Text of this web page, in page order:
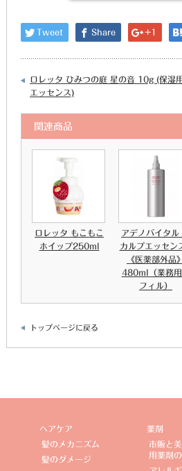
Tweet Share +1
ロレッタ ひみつの庭 星の音 10g (保湿
エッセンス)
関連商品
ロレッタ もこもこ
ホイップ250ml
アデノバイタル
カルプエッセン
《医薬部外品》
480ml（業務
フィル）
トップページに戻る
ヘアケア
髪のメカニズム
髪のダメージ
薬剤
市販と
用薬剤